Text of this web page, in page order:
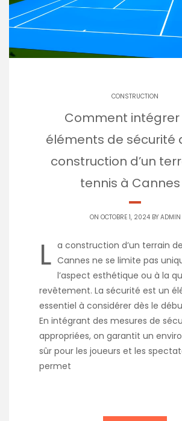
CONSTRUCTION
Comment intégrer
éléments de sécurité
construction d’un
tennis à Cannes
ON OCTOBRE 1, 2024 BY ADMIN
L a construction d’un terrain
Cannes ne se limite pas
l’aspect esthétique ou à la
revêtement. La sécurité est un
essentiel à considérer dès le
En intégrant des mesures de
appropriées, on garantit un
sûr pour les joueurs et les
permet